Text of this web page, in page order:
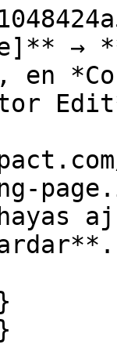
→
en